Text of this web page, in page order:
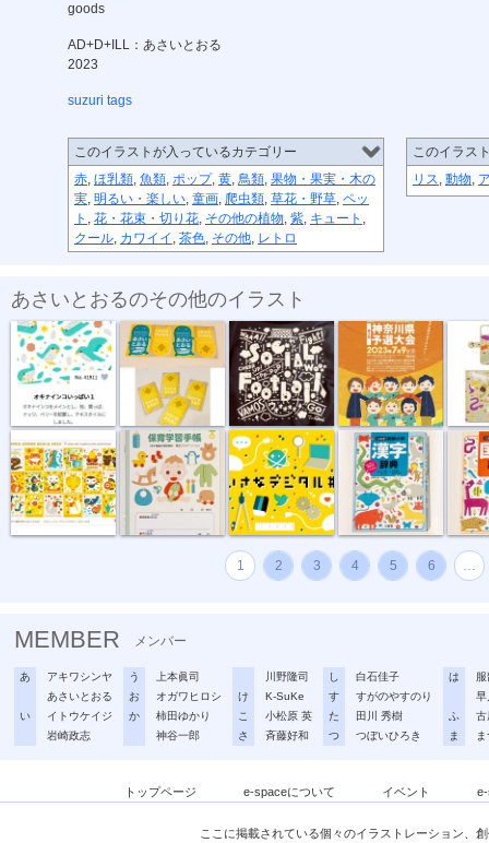
goods
AD+D+ILL：あさいとおる
2023
suzuri tags
このイラストが入っているカテゴリー
赤, ほ乳類, 魚類, ポップ, 黄, 鳥類, 果物・果実・木の
実, 明るい・楽しい, 童画, 爬虫類, 草花・野草, ペッ
ト , 花・花束・切り花, その他の植物, 紫, キュート ,
クール, カワイイ , 茶色, その他, レトロ
このイラス
リス, 動物,
あさいとおるのその他のイラスト
テキスタイル... 名刺2022 ソーシャルフ...
“複十字シー... 母子健康手帳... ちいさなデジ... 例解小学 漢... 例解
1 2 3 4 5 6 …
MEMBER メンバー
あ
アキワシンヤ
あさいとおる
い
イトウケイジ
岩崎政志
う
上本眞司
お
オガワヒロシ
か
柿田ゆかり
神谷一郎
川野隆司
け
K-SuKe
こ
小松原 英
さ
斉藤好和
し
白石佳子
す
すがのやすのり
た
田川 秀樹
つ
つぼいひろき
は
早
ふ
古
ま
トップページ e-spaceについて イベント
ここに掲載されている個々のイラストレーション、